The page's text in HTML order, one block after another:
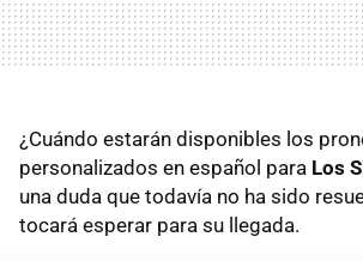
¿Cuándo estarán disponibles los
personalizados en español para Los
una duda que todavía no ha sido
tocará esperar para su llegada.